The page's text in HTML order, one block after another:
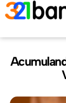
para
conteúdo